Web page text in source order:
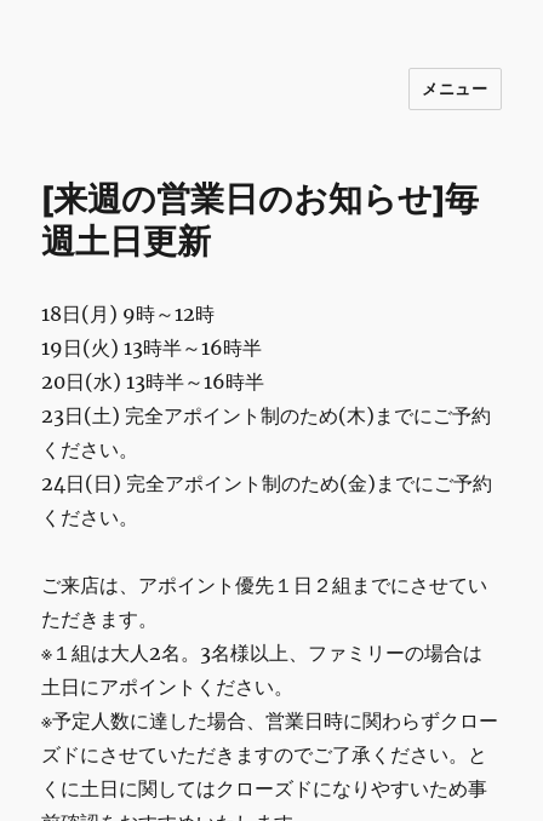
INNOCENCE ～日常に彩りを～ フ
物 etc販売 江戸川区瑞江
メニュー
[来週の営業日のお知らせ]毎
週土日更新
18日(月) 9時～12時
19日(火) 13時半～16時半
20日(水) 13時半～16時半
23日(土) 完全アポイント制のため(木)までにご予約
ください。
24日(日) 完全アポイント制のため(金)までにご予約
ください。
ご来店は、アポイント優先１日２組までにさせてい
ただきます。
※１組は大人2名。3名様以上、ファミリーの場合は
土日にアポイントください。
※予定人数に達した場合、営業日時に関わらずクロー
ズドにさせていただきますのでご了承ください。と
くに土日に関してはクローズドになりやすいため事